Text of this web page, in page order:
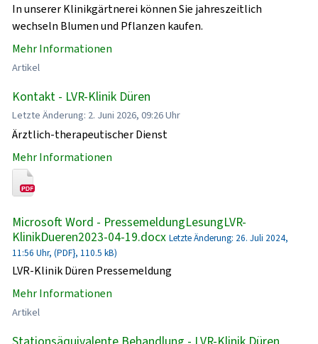
In unserer Klinikgärtnerei können Sie jahreszeitlich
wechseln Blumen und Pflanzen kaufen.
Mehr Informationen
Artikel
Kontakt - LVR-Klinik Düren
Letzte Änderung: 2. Juni 2026, 09:26 Uhr
Ärztlich-therapeutischer Dienst
Mehr Informationen
Microsoft Word - PressemeldungLesungLVR-
KlinikDueren2023-04-19.docx Letzte Änderung: 26. Juli 2024,
11:56 Uhr, (PDF}, 110.5 kB)
LVR-Klinik Düren Pressemeldung
Mehr Informationen
Artikel